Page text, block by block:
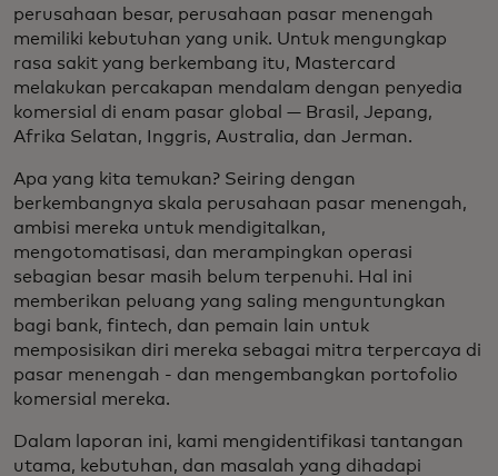
perusahaan besar, perusahaan pasar menengah
memiliki kebutuhan yang unik. Untuk mengungkap
rasa sakit yang berkembang itu, Mastercard
melakukan percakapan mendalam dengan penyedia
komersial di enam pasar global — Brasil, Jepang,
Afrika Selatan, Inggris, Australia, dan Jerman.
Apa yang kita temukan? Seiring dengan
berkembangnya skala perusahaan pasar menengah,
ambisi mereka untuk mendigitalkan,
mengotomatisasi, dan merampingkan operasi
sebagian besar masih belum terpenuhi. Hal ini
memberikan peluang yang saling menguntungkan
bagi bank, fintech, dan pemain lain untuk
memposisikan diri mereka sebagai mitra terpercaya di
pasar menengah - dan mengembangkan portofolio
komersial mereka.
Dalam laporan ini, kami mengidentifikasi tantangan
utama, kebutuhan, dan masalah yang dihadapi